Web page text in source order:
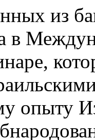
из
в
опыту